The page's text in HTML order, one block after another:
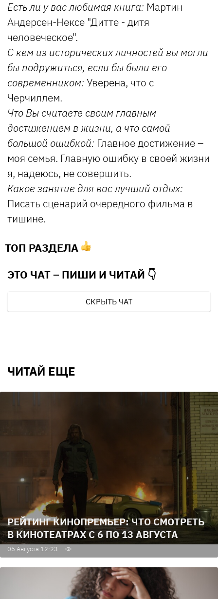
Есть ли у вас любимая книга: Мартин
Андерсен-Нексе "Дитте - дитя
человеческое".
С кем из исторических личностей вы могли
бы подружиться, если бы были его
современником: Уверена, что с
Черчиллем.
Что Вы считаете своим главным
достижением в жизни, а что самой
большой ошибкой: Главное достижение –
моя семья. Главную ошибку в своей жизни
я, надеюсь, не совершить.
Какое занятие для вас лучший отдых:
Писать сценарий очередного фильма в
тишине.
ТОП РАЗДЕЛА
ЭТО ЧАТ – ПИШИ И ЧИТАЙ 👇
СКРЫТЬ ЧАТ
ЧИТАЙ ЕЩЕ
РЕЙТИНГ КИНОПРЕМЬЕР: ЧТО СМОТРЕТЬ
В КИНОТЕАТРАХ С 6 ПО 13 АВГУСТА
06 Августа 12:23